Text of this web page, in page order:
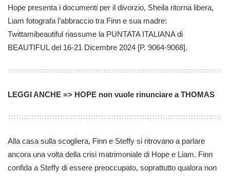
Hope presenta i documenti per il divorzio, Sheila ritorna libera,
Liam fotografa l’abbraccio tra Finn e sua madre:
Twittamibeautiful riassume la PUNTATA ITALIANA di
BEAUTIFUL del 16-21 Dicembre 2024 [P. 9064-9068].
LEGGI ANCHE => HOPE non vuole rinunciare a THOMAS
Alla casa sulla scogliera, Finn e Steffy si ritrovano a parlare
ancora una volta della crisi matrimoniale di Hope e Liam. Finn
confida a Steffy di essere preoccupato, soprattutto qualora non